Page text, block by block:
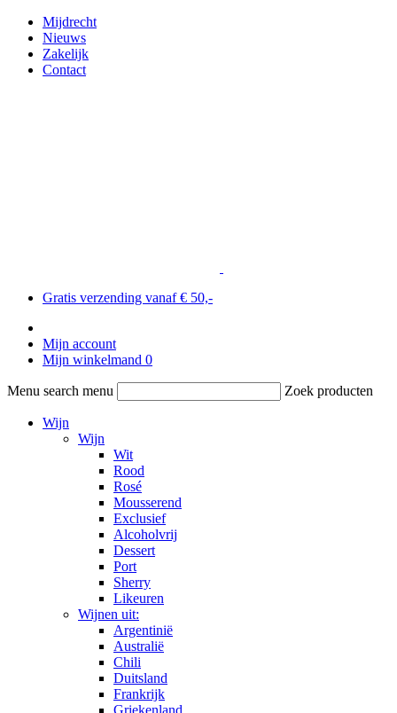
Mijdrecht
Nieuws
Zakelijk
Contact
Gratis verzending vanaf € 50,-
Mijn account
Mijn winkelmand 0
Menu search menu Zoek producten
Wijn
Wijn
Wit
Rood
Rosé
Mousserend
Exclusief
Alcoholvrij
Dessert
Port
Sherry
Likeuren
Wijnen uit:
Argentinië
Australië
Chili
Duitsland
Frankrijk
Griekenland